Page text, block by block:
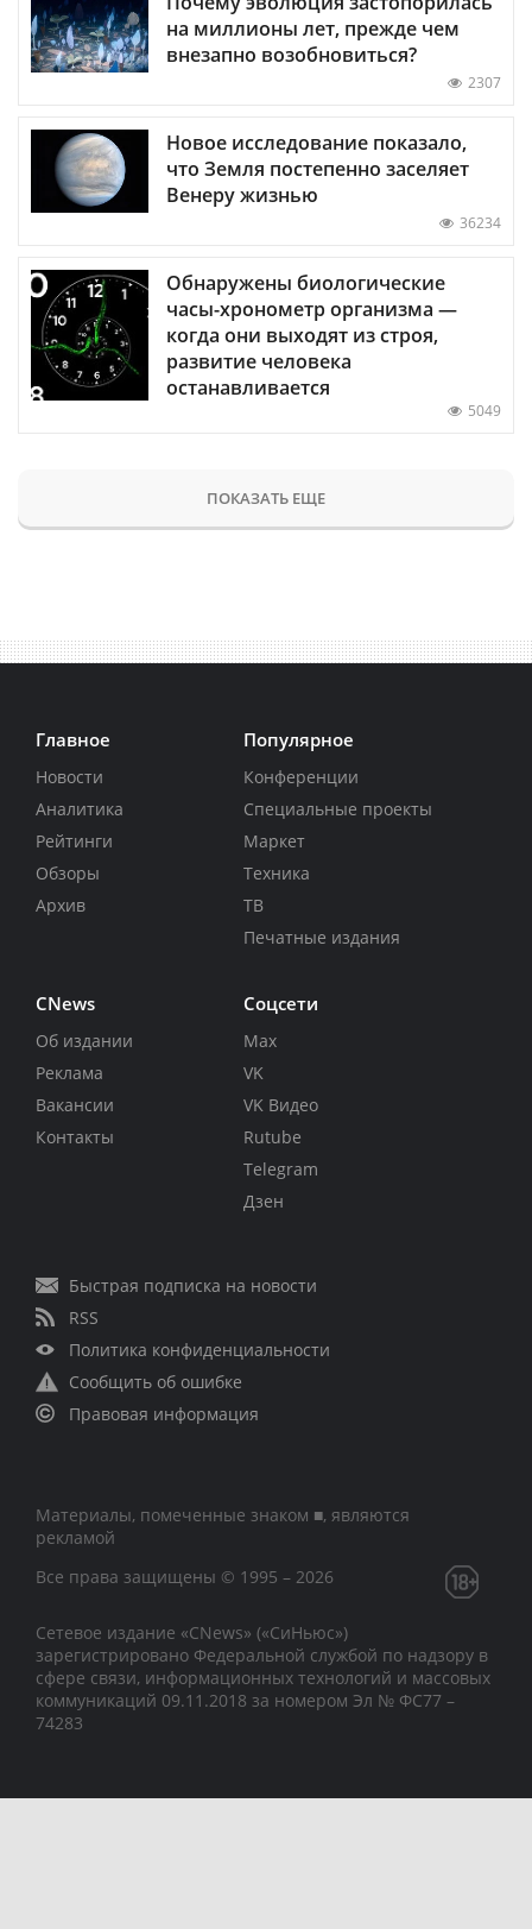
на миллионы лет, прежде чем
внезапно возобновиться?
2307
Новое исследование показало,
что Земля постепенно заселяет
Венеру жизнью
36234
Обнаружены биологические
часы-хронометр организма —
когда они выходят из строя,
развитие человека
останавливается
5049
ПОКАЗАТЬ ЕЩЕ
Главное
Новости
Аналитика
Рейтинги
Обзоры
Архив
Популярное
Конференции
Специальные проекты
Маркет
Техника
ТВ
Печатные издания
CNews
Об издании
Реклама
Вакансии
Контакты
Соцсети
Max
VK
VK Видео
Rutube
Telegram
Дзен
Быстрая подписка на новости
RSS
Политика конфиденциальности
Сообщить об ошибке
Правовая информация
Материалы, помеченные знаком ■, являются
рекламой
Все права защищены © 1995 – 2026
Сетевое издание «CNews» («СиНьюс»)
зарегистрировано Федеральной службой по надзору в
сфере связи, информационных технологий и массовых
коммуникаций 09.11.2018 за номером Эл № ФС77 –
74283